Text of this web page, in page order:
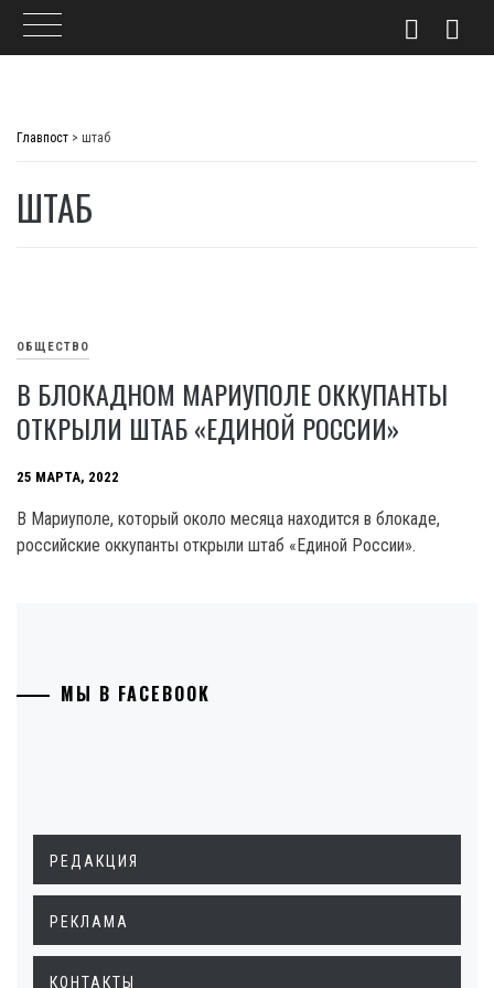
Главпост > штаб
ШТАБ
ОБЩЕСТВО
В БЛОКАДНОМ МАРИУПОЛЕ ОККУПАНТЫ
ОТКРЫЛИ ШТАБ «ЕДИНОЙ РОССИИ»
25 МАРТА, 2022
В Мариуполе, который около месяца находится в блокаде,
российские оккупанты открыли штаб «Единой России».
МЫ В FACEBOOK
РЕДАКЦИЯ
РЕКЛАМА
КОНТАКТЫ